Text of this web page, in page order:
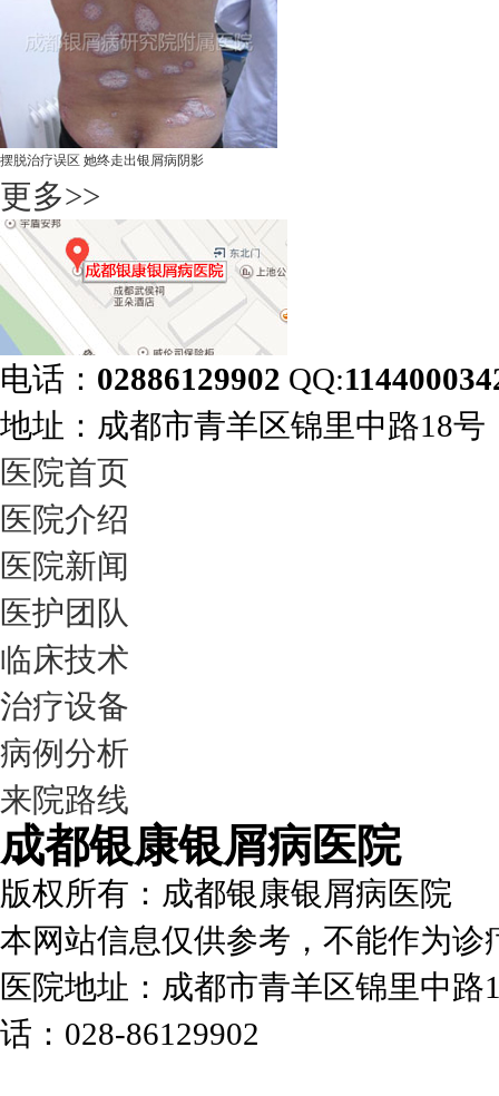
摆脱治疗误区 她终走出银屑病阴影
更多>>
电话： 02886129902 QQ:
地址：成都市青羊区锦里中路18
医院首页
医院介绍
医院新闻
医护团队
临床技术
治疗设备
病例分析
来院路线
成都银康银屑病医院
版权所有：成都银康银屑病医院
本网站信息仅供参考，不能作为诊
医院地址：成都市青羊区锦里中
话：028-86129902